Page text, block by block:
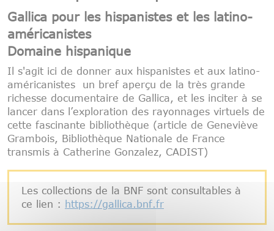
Gallica pour les hispanistes et les latino-
américanistes
Domaine hispanique
Il s'agit ici de donner aux hispanistes et aux latino-
américanistes un bref aperçu de la très grande
richesse documentaire de Gallica, et les inciter à se
lancer dans l’exploration des rayonnages virtuels de
cette fascinante bibliothèque (article de Geneviève
Grambois, Bibliothèque Nationale de France
transmis à Catherine Gonzalez, CADIST)
Les collections de la BNF sont consultables à
ce lien :
https://gallica.bnf.fr